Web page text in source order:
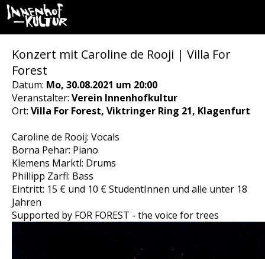
Konzert mit Caroline de Rooji | Villa For
Forest
Datum: Mo, 30.08.2021 um 20:00
Veranstalter: Verein Innenhofkultur
Ort: Villa For Forest, Viktringer Ring 21, Klagenfurt
Caroline de Rooij: Vocals
Borna Pehar: Piano
Klemens Marktl: Drums
Phillipp Zarfl: Bass
Eintritt: 15 € und 10 € StudentInnen und alle unter 18
Jahren
Supported by FOR FOREST - the voice for trees